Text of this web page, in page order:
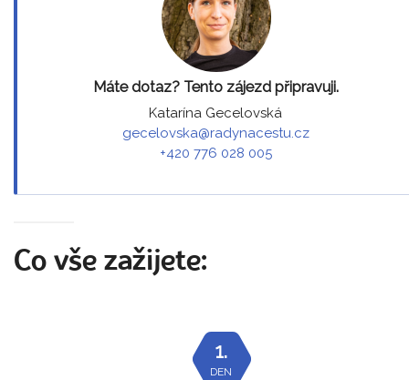
Máte dotaz? Tento zájezd připravuji.
Katarína Gecelovská
gecelovska@radynacestu.cz
+420 776 028 005
Co vše zažijete:
1.
DEN